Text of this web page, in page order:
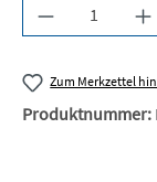
Produkt
Zum Merkzettel
Produktnummer: